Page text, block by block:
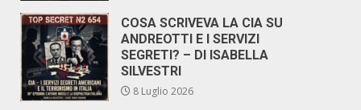
COSA SCRIVEVA LA CIA SU
ANDREOTTI E I SERVIZI
SEGRETI? – DI ISABELLA
SILVESTRI
8 Luglio 2026